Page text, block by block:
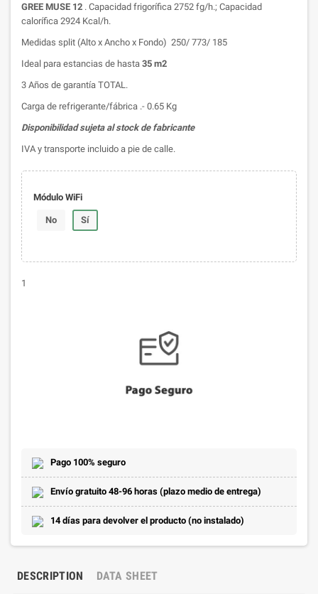
GREE MUSE 12 . Capacidad frigorífica 2752 fg/h.; Capacidad
calorífica 2924 Kcal/h.
Medidas split (Alto x Ancho x Fondo) 250/ 773/ 185
Ideal para estancias de hasta 35 m2
3 Años de garantía TOTAL.
Carga de refrigerante/fábrica .- 0.65 Kg
Disponibilidad sujeta al stock de fabricante
IVA y transporte incluido a pie de calle.
Módulo WiFi
No Sí
1
Pago 100% seguro
Envío gratuito 48-96 horas (plazo medio de entrega)
14 días para devolver el producto (no instalado)
DESCRIPTION DATA SHEET